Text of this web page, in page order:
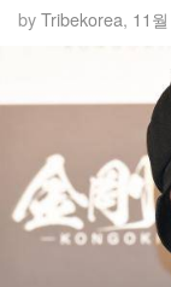
byTribekorea, 11